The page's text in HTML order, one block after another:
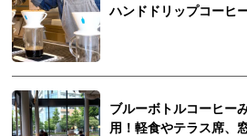
ハンドドリップコーヒ
ブルーボトルコーヒー
用！軽食やテラス席、